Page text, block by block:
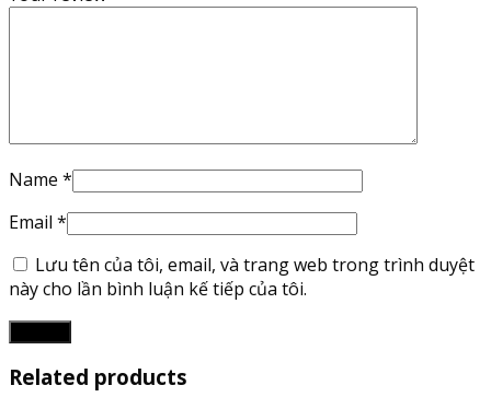
Name *
Email *
Lưu tên của tôi, email, và trang web trong trình duyệt
này cho lần bình luận kế tiếp của tôi.
Related products